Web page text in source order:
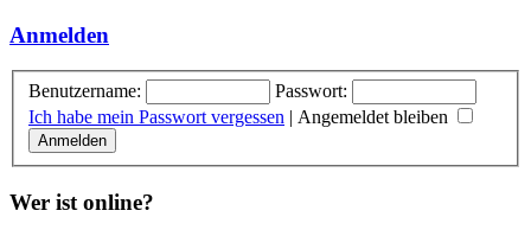
Anmelden
Benutzername:
Passwort:
Ich habe mein Passwort vergessen | Angemeldet bleiben
Wer ist online?